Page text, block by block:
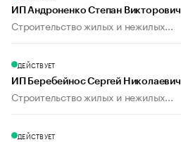
ИП Андроненко Степан Викторович
Строительство жилых и нежилых...
ДЕЙСТВУЕТ
ИП Беребейнос Сергей Николаевич
Строительство жилых и нежилых...
ДЕЙСТВУЕТ